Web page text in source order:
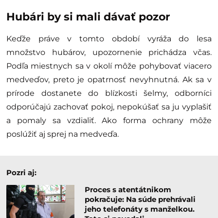
Hubári by si mali dávať pozor
Keďže práve v tomto období vyráža do lesa
množstvo hubárov, upozornenie prichádza včas.
Podľa miestnych sa v okolí môže pohybovať viacero
medveďov, preto je opatrnosť nevyhnutná. Ak sa v
prírode dostanete do blízkosti šelmy, odborníci
odporúčajú zachovať pokoj, nepokúšať sa ju vyplašiť
a pomaly sa vzdialiť. Ako forma ochrany môže
poslúžiť aj sprej na medveďa.
Pozri aj:
Proces s atentátnikom
pokračuje: Na súde prehrávali
jeho telefonáty s manželkou.